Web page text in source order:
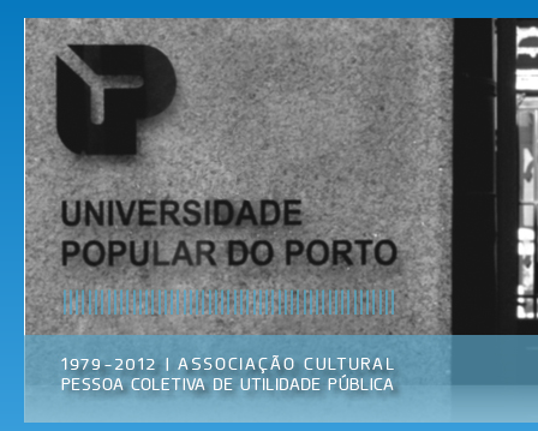
Universidade
Popular do
Porto
Associação
Cultural